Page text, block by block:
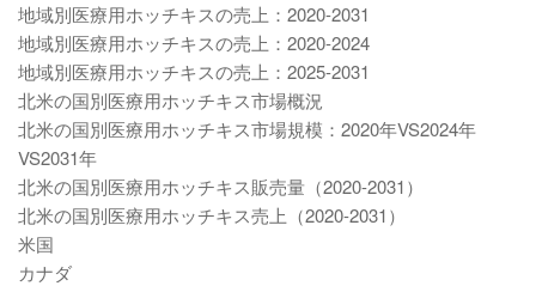
地域別医療用ホッチキスの売上：2020-2031
地域別医療用ホッチキスの売上：2020-2024
地域別医療用ホッチキスの売上：2025-2031
北米の国別医療用ホッチキス市場概況
北米の国別医療用ホッチキス市場規模：2020年VS2024年
VS2031年
北米の国別医療用ホッチキス販売量（2020-2031）
北米の国別医療用ホッチキス売上（2020-2031）
米国
カナダ